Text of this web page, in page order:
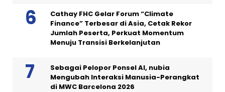
Cathay FHC Gelar Forum “Climate
Finance” Terbesar di Asia, Cetak Rekor
Jumlah Peserta, Perkuat Momentum
Menuju Transisi Berkelanjutan
Sebagai Pelopor Ponsel AI, nubia
Mengubah Interaksi Manusia-Perangkat
di MWC Barcelona 2026